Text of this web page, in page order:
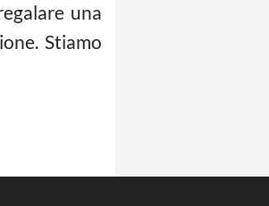
una
Stiamo